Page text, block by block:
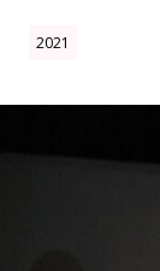
2021